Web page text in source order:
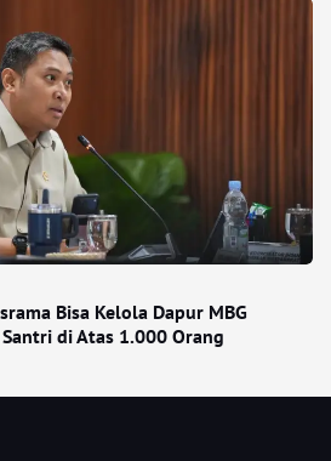
Bisa Kelola Dapur MBG
di Atas 1.000 Orang